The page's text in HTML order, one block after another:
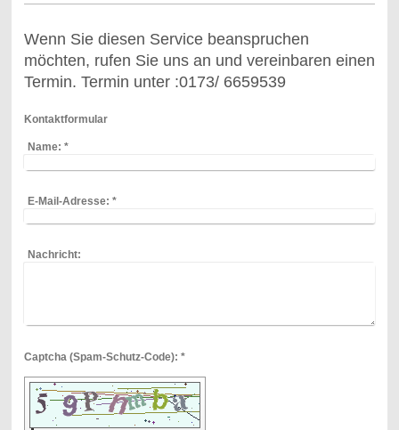
Wenn Sie diesen Service beanspruchen
möchten, rufen Sie uns an und vereinbaren einen
Termin. Termin unter :0173/ 6659539
Kontaktformular
Name: *
E-Mail-Adresse: *
Nachricht:
Captcha (Spam-Schutz-Code): *